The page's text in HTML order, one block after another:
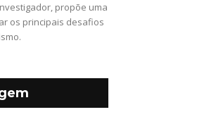
propõe uma
os principais desafios